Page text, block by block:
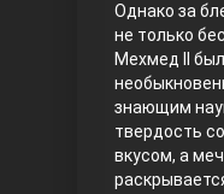
Однако за
не только
Мехмед II
знающим
твердость
вкусом, а